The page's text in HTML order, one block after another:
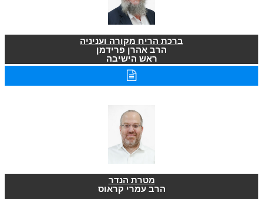
ברכת הריח מקורה ועניניה
הרב אהרן פרידמן
ראש הישיבה
מטרת הנדר
הרב עמרי קראוס